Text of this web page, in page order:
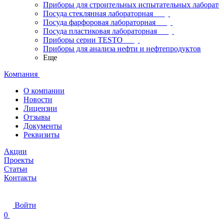
Приборы для строительных испытательных
Посуда стеклянная лабораторная
Посуда фарфоровая лабораторная
Посуда пластиковая лабораторная
Приборы серии TESTO
Приборы для анализа нефти и нефтепродуктов
Еще
Компания
О компании
Новости
Лицензии
Отзывы
Документы
Реквизиты
Акции
Проекты
Статьи
Контакты
Войти
0